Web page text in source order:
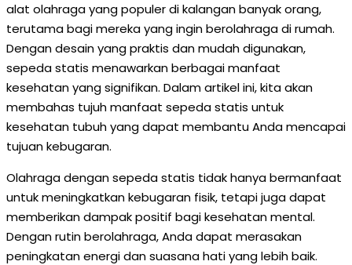
alat olahraga yang populer di kalangan banyak orang,
terutama bagi mereka yang ingin berolahraga di rumah.
Dengan desain yang praktis dan mudah digunakan,
sepeda statis menawarkan berbagai manfaat
kesehatan yang signifikan. Dalam artikel ini, kita akan
membahas tujuh manfaat sepeda statis untuk
kesehatan tubuh yang dapat membantu Anda mencapai
tujuan kebugaran.
Olahraga dengan sepeda statis tidak hanya bermanfaat
untuk meningkatkan kebugaran fisik, tetapi juga dapat
memberikan dampak positif bagi kesehatan mental.
Dengan rutin berolahraga, Anda dapat merasakan
peningkatan energi dan suasana hati yang lebih baik.